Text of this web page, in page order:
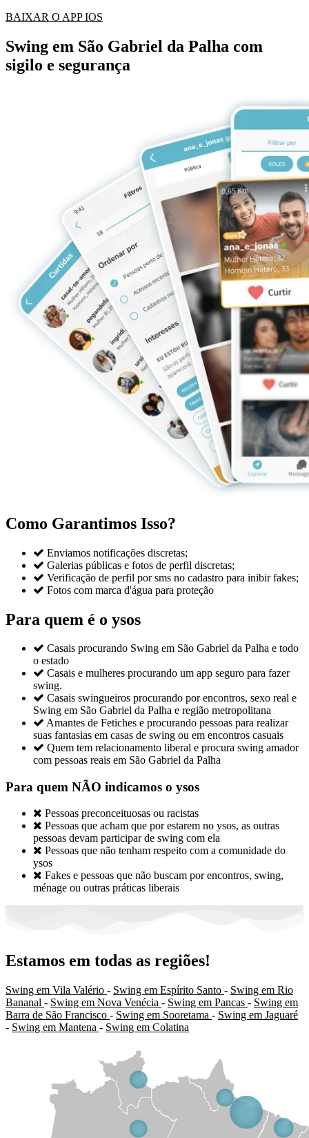
BAIXAR O APP IOS
Swing em São Gabriel da Palha com
sigilo e segurança
Como Garantimos Isso?
 Enviamos notificações discretas;
 Galerias públicas e fotos de perfil discretas;
 Verificação de perfil por sms no cadastro para inibir fakes;
 Fotos com marca d'água para proteção
Para quem é o ysos
 Casais procurando Swing em São Gabriel da Palha e todo
o estado
 Casais e mulheres procurando um app seguro para fazer
swing.
 Casais swingueiros procurando por encontros, sexo real e
Swing em São Gabriel da Palha e região metropolitana
 Amantes de Fetiches e procurando pessoas para realizar
suas fantasias em casas de swing ou em encontros casuais
 Quem tem relacionamento liberal e procura swing amador
com pessoas reais em São Gabriel da Palha
Para quem NÃO indicamos o ysos
 Pessoas preconceituosas ou racistas
 Pessoas que acham que por estarem no ysos, as outras
pessoas devam participar de swing com ela
 Pessoas que não tenham respeito com a comunidade do
ysos
 Fakes e pessoas que não buscam por encontros, swing,
ménage ou outras práticas liberais
Estamos em todas as regiões!
Swing em Vila Valério - Swing em Espírito Santo - Swing em Rio
Bananal - Swing em Nova Venécia - Swing em Pancas - Swing em
Barra de São Francisco - Swing em Sooretama - Swing em Jaguaré
- Swing em Mantena - Swing em Colatina